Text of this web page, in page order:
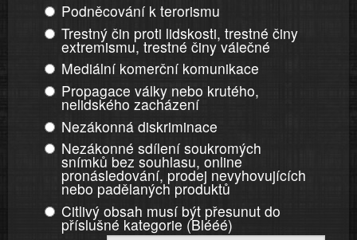
Podněcování k terorismu
Trestný čin proti lidskosti, trestné činy
extremismu, trestné činy válečné
Mediální komerční komunikace
Propagace války nebo krutého,
nelidského zacházení
Nezákonná diskriminace
Nezákonné sdílení soukromých
snímků bez souhlasu, online
pronásledování, prodej nevyhovujících
nebo padělaných produktů
Citlivý obsah musí být přesunut do
příslušné kategorie (Blééé)